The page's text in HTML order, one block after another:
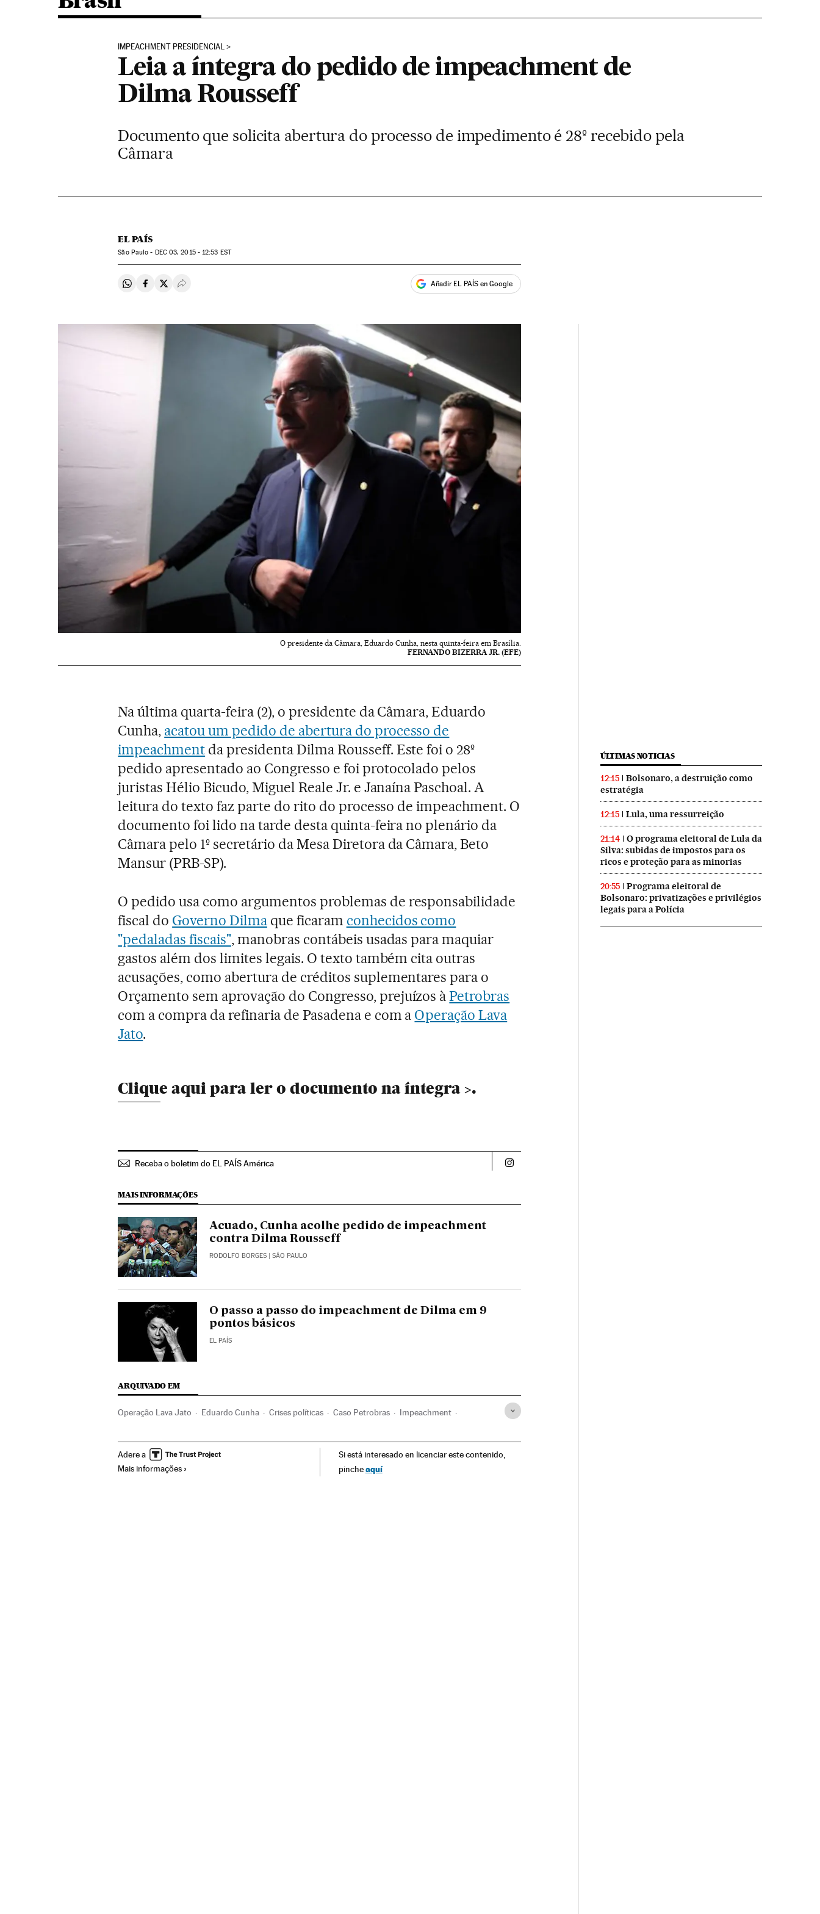
IMPEACHMENT PRESIDENCIAL
Leia a íntegra do pedido de impeachment de
Dilma Rousseff
Documento que solicita abertura do processo de impedimento é 28º recebido pela
Câmara
EL PAÍS
São Paulo - DEC03, 2015 - 12:53 EST
Compartir en Whatsapp
Compartir en Facebook
Compartir en Twitter
Desplegar Redes Sociales Añadir EL PAÍS en Google
O presidente da Câmara, Eduardo Cunha, nesta quinta-feira em Brasília.
FERNANDO BIZERRA JR. (EFE)
Na última quarta-feira (2), o presidente da Câmara, Eduardo
Cunha, acatou um pedido de abertura do processo de
impeachment da presidenta Dilma Rousseff. Este foi o 28º
pedido apresentado ao Congresso e foi protocolado pelos
juristas Hélio Bicudo, Miguel Reale Jr. e Janaína Paschoal. A
leitura do texto faz parte do rito do processo de impeachment. O
documento foi lido na tarde desta quinta-feira no plenário da
Câmara pelo 1º secretário da Mesa Diretora da Câmara, Beto
Mansur (PRB-SP).
O pedido usa como argumentos problemas de responsabilidade
fiscal do Governo Dilmaque ficaram conhecidos como
"pedaladas fiscais", manobras contábeis usadas para maquiar
gastos além dos limites legais. O texto também cita outras
acusações, como abertura de créditos suplementares para o
Orçamento sem aprovação do Congresso, prejuízos àPetrobras
com a compra da refinaria de Pasadena e com a Operação Lava
Jato.
Clique aqui para ler o documento na íntegra .
Receba o boletim do EL PAÍS América Politica El País Brasil en Instagram
MAIS INFORMAÇÕES
Acuado, Cunha acolhe pedido de impeachment
contra Dilma Rousseff
RODOLFO BORGES | SÃO PAULO
O passo a passo do impeachment de Dilma em 9
pontos básicos
EL PAÍS
ARQUIVADO EM
Operação Lava Jato Eduardo Cunha Crises políticas Caso Petrobras Impeachment
Corrupção política Presidência Brasil Força segurança Conflitos políticos
Governo Brasil
Adere a
Mais informações
Si está interesado en licenciar este contenido,
pincheaquí
ÚLTIMAS NOTICIAS
12:15
Bolsonaro, a destruição como
estratégia
12:15 Lula, uma ressurreição
21:14
O programa eleitoral de Lula da
Silva: subidas de impostos para os
ricos e proteção para as minorias
20:55
Programa eleitoral de
Bolsonaro: privatizações e privilégios
legais para a Polícia